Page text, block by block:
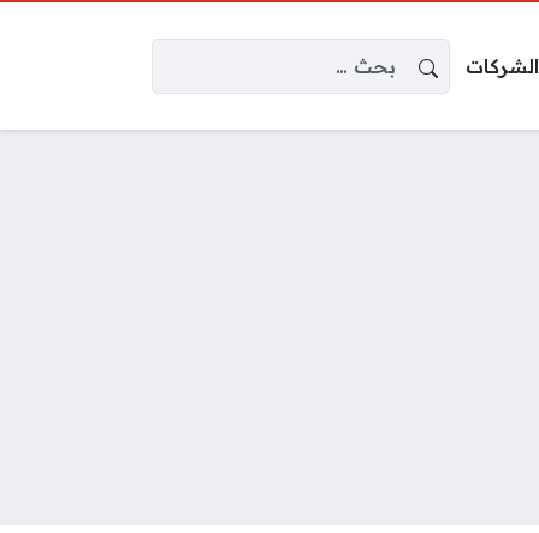
الشركات
البحث عن: